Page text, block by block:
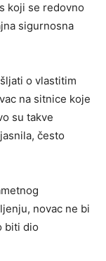
koji se redovno
sigurnosna
o vlastitim
na sitnice koje
su takve
često
novac ne bi
biti dio